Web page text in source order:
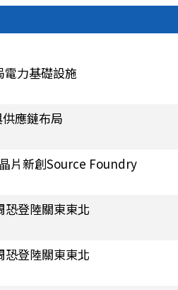
力基礎設施
應鏈布局
片新創Source Foundry
恐登陸關東東北
恐登陸關東東北